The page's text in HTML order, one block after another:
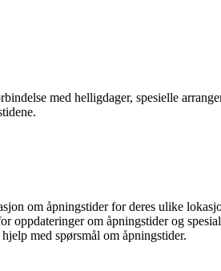
med helligdager, spesielle
om åpningstider for deres ulike
oppdateringer om åpningstider og
med spørsmål om åpningstider.